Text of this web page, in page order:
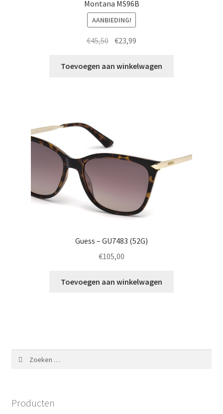
Montana MS96B
AANBIEDING!
€45,50 Oorspronkelijke
was:
€23,99
is:
Toevoegen aan winkelwagen
Guess – GU7483 (52G)
€105,00
Toevoegen aan winkelwagen
Producten